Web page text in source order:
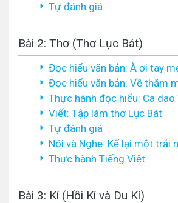
Tự đánh giá
Bài 2: Thơ (Thơ Lục Bát)
Đọc hiểu văn bản: À ơi tay
Đọc hiểu văn bản: Về thăm
Thực hành đọc hiểu: Ca dao
Viết: Tập làm thơ Lục Bát
Tự đánh giá
Nói và Nghe: Kể lại một trải
Thực hành Tiếng Việt
Bài 3: Kí (Hồi Kí và Du Kí)